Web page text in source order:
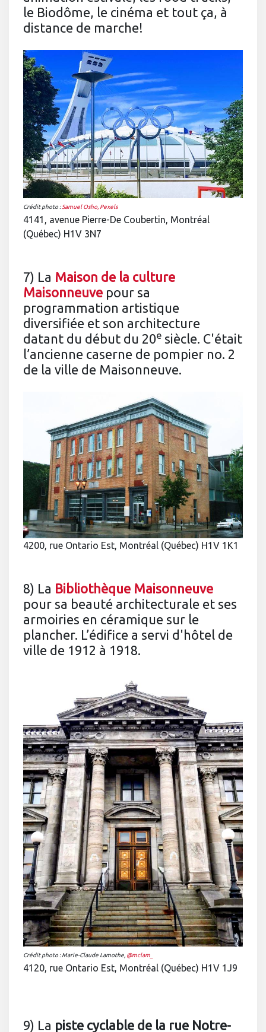
le Biodôme, le cinéma et tout ça, à
distance de marche!
Crédit photo :Samuel Osho, Pexels
4141, avenue Pierre-De Coubertin, Montréal
(Québec) H1V 3N7
7) La Maison de la culture
Maisonneuve pour sa
programmation artistique
diversifiée et son architecture
datant du début du 20e siècle. C'était
l’ancienne caserne de pompier no. 2
de la ville de Maisonneuve.
4200, rue Ontario Est, Montréal (Québec) H1V 1K1
8) La Bibliothèque Maisonneuve
pour sa beauté architecturale et ses
armoiries en céramique sur le
plancher. L’édifice a servi d'hôtel de
ville de 1912 à 1918.
Crédit photo : Marie-Claude Lamothe, @mclam_
4120, rue Ontario Est, Montréal (Québec) H1V 1J9
9) La piste cyclable de la rue Notre-